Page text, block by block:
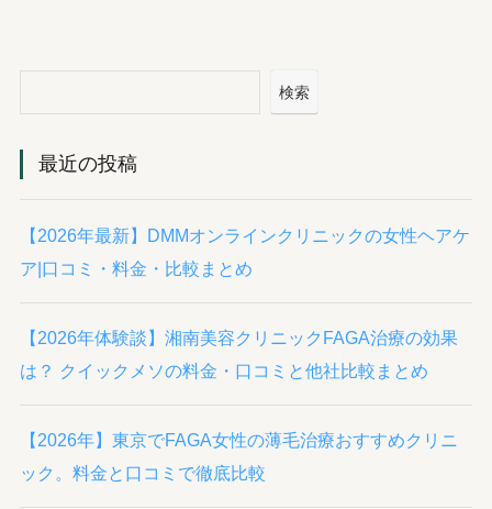
検索
最近の投稿
【2026年最新】DMMオンラインクリニックの女性ヘアケ
ア|口コミ・料金・比較まとめ
【2026年体験談】湘南美容クリニックFAGA治療の効果
は？ クイックメソの料金・口コミと他社比較まとめ
【2026年】東京でFAGA女性の薄毛治療おすすめクリニ
ック。料金と口コミで徹底比較